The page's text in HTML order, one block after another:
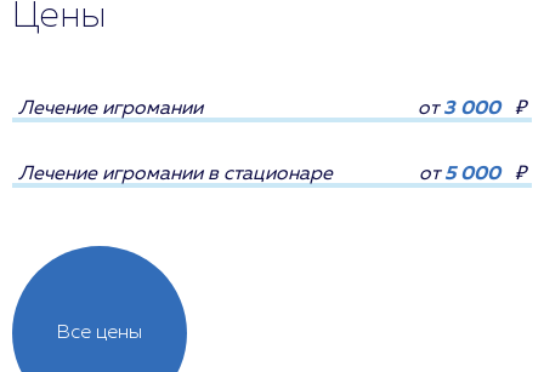
Цены
Все цены
Лечение игромании от3 000 ₽
Лечение игромании в стационаре от5 000 ₽